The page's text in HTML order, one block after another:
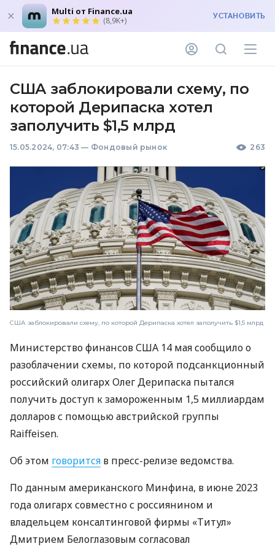
Multi от Finance.ua
(8,9K+) УСТАНОВИТЬ
США заблокировали схему, по
которой Дерипаска хотел
заполучить $1,5 млрд
15.05.2024, 07:43 — Фондовый рынок 263
США заблокировали схему, по которой Дерипаска хотел заполучить $1,5 млрд
Министерство финансов США 14 мая сообщило о
разоблачении схемы, по которой подсанкционный
российский олигарх Олег Дерипаска пытался
получить доступ к замороженным 1,5 миллиардам
долларов с помощью австрийской группы
Raiffeisen.
Об этом говорится в пресс-релизе ведомства.
По данным американского Минфина, в июне 2023
года олигарх совместно с россиянином и
владельцем консалтинговой фирмы «Титул»
Дмитрием Белоглазовым согласовал